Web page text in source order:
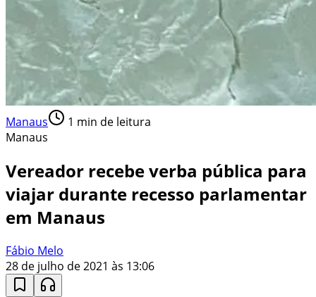
Manaus 1 min de leitura
Manaus
Vereador recebe verba pública para
viajar durante recesso parlamentar
em Manaus
Fábio Melo
28 de julho de 2021 às 13:06